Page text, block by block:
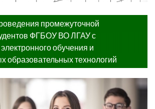
промежуточной
ФГБОУ ВО ЛГАУ с
обучения и
образовательных технологий